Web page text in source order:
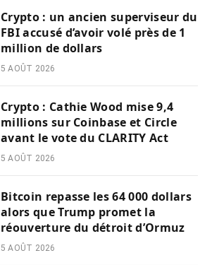
Crypto : un ancien superviseur du
FBI accusé d’avoir volé près de 1
million de dollars
5 AOÛT 2026
Crypto : Cathie Wood mise 9,4
millions sur Coinbase et Circle
avant le vote du CLARITY Act
5 AOÛT 2026
Bitcoin repasse les 64 000 dollars
alors que Trump promet la
réouverture du détroit d’Ormuz
5 AOÛT 2026